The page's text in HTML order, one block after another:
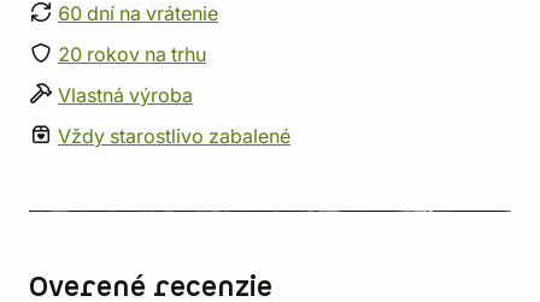
60 dní na vrátenie
20 rokov na trhu
Vlastná výroba
Vždy starostlivo zabalené
Overené recenzie